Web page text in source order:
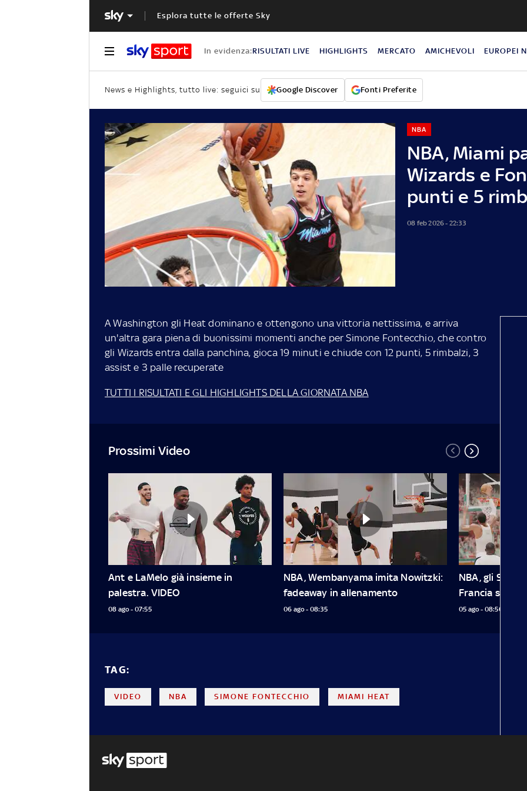
Esplora tutte le offerte Sky
In evidenza:RISULTATI LIVE HIGHLIGHTS MERCATO AMICHEVOLI EUROPEI
News e Highlights, tutto live: seguici su Google Discover Fonti Preferite
NBA, Miami
Wizards e
punti e 5
NBA
08 feb 2026 - 22:33
A Washington gli Heat dominano e ottengono una vittoria nettissima, e arriva
un'altra gara piena di buonissimi momenti anche per Simone Fontecchio, che contro
gli Wizards entra dalla panchina, gioca 19 minuti e chiude con 12 punti, 5 rimbalzi, 3
assist e 3 palle recuperate
TUTTI I RISULTATI E GLI HIGHLIGHTS DELLA GIORNATA NBA
Prossimi Video
Ant e LaMelo già insieme in
palestra. VIDEO
08 ago - 07:55
NBA, Wembanyama imita Nowitzki:
fadeaway in allenamento
06 ago - 08:35
NBA, gli Spurs
Francia su
05 ago - 08:56
TAG:
VIDEO NBA SIMONE FONTECCHIO MIAMI HEAT